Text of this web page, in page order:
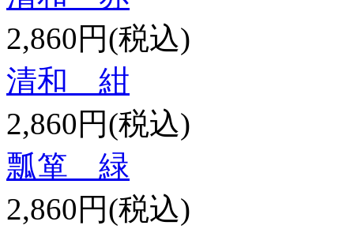
2,860円(税込)
清和 紺
2,860円(税込)
瓢箪 緑
2,860円(税込)